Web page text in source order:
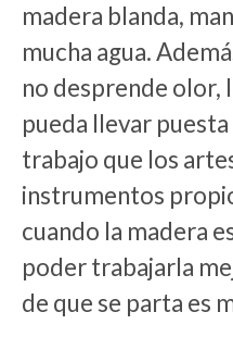
madera blanda,
mucha agua.
no desprende olor,
pueda llevar
trabajo que los
instrumentos
cuando la madera
poder trabajarla
de que se parta es